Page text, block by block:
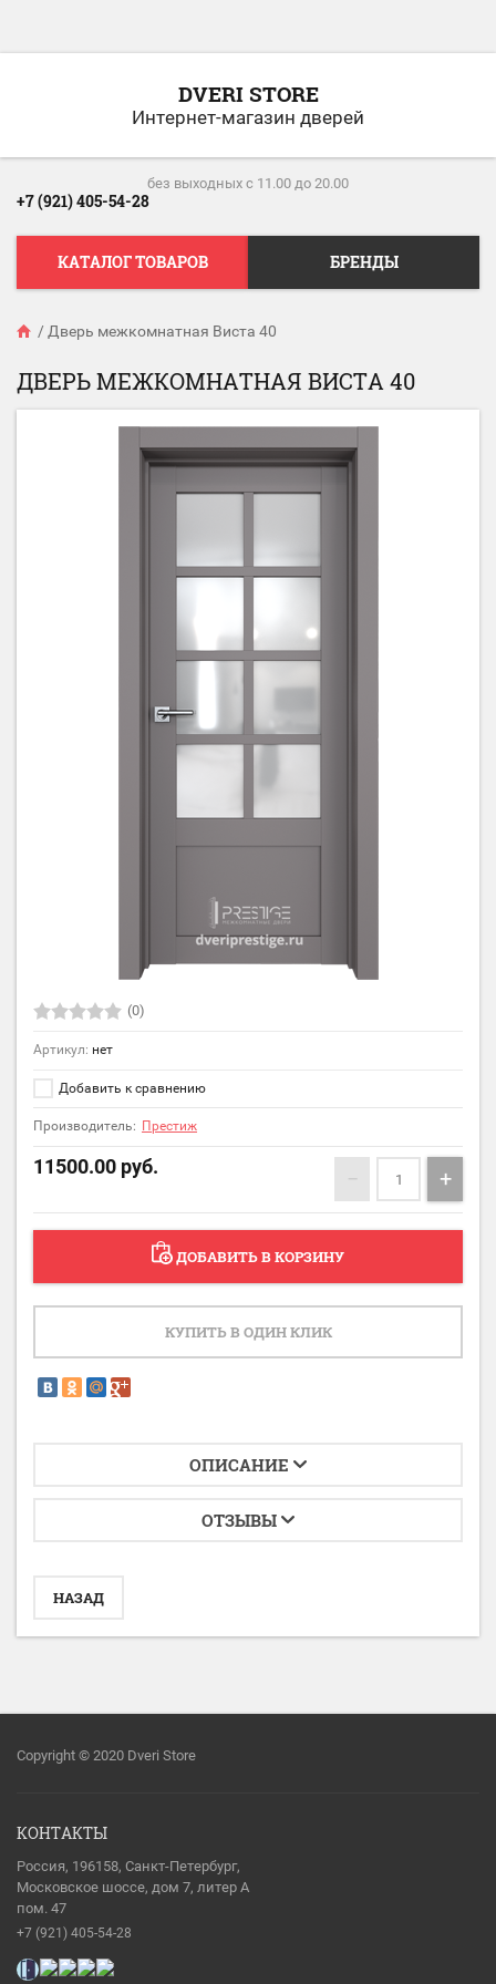
DVERI STORE
Интернет-магазин дверей
без выходных c 11.00 до 20.00
+7 (921) 405-54-28
КАТАЛОГ ТОВАРОВ БРЕНДЫ
/ Дверь межкомнатная Виста 40
ДВЕРЬ МЕЖКОМНАТНАЯ ВИСТА 40
(0)
Артикул: нет
Добавить к сравнению
Производитель: Престиж
11500.00 руб. − +
ДОБАВИТЬ В КОРЗИНУ
КУПИТЬ В ОДИН КЛИК
ОПИСАНИЕ
ОТЗЫВЫ
НАЗАД
Copyright © 2020 Dveri Store
КОНТАКТЫ
Россия, 196158, Санкт-Петербург,
Московское шоссе, дом 7, литер А
пом. 47
+7 (921) 405-54-28